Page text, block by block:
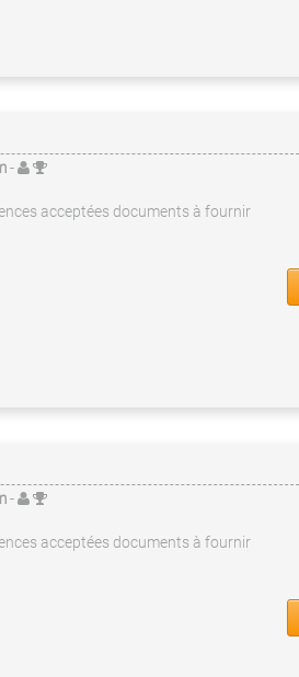
-
acceptées documents à fournir
-
acceptées documents à fournir